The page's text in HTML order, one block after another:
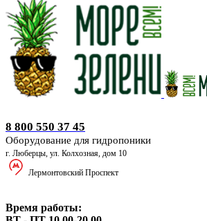
8 800 550 37 45
Оборудование для гидропоники
г. Люберцы, ул. Колхозная, дом 10
Лермонтовский Проспект
Время работы: